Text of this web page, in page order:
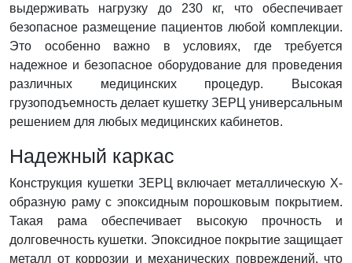
выдерживать нагрузку до 230 кг, что обеспечивает
безопасное размещение пациентов любой комплекции.
Это особенно важно в условиях, где требуется
надежное и безопасное оборудование для проведения
различных медицинских процедур. Высокая
грузоподъемность делает кушетку ЗЕРЦ универсальным
решением для любых медицинских кабинетов.
Надежный каркас
Конструкция кушетки ЗЕРЦ включает металлическую Х-
образную раму с эпоксидным порошковым покрытием.
Такая рама обеспечивает высокую прочность и
долговечность кушетки. Эпоксидное покрытие защищает
металл от коррозии и механических повреждений, что